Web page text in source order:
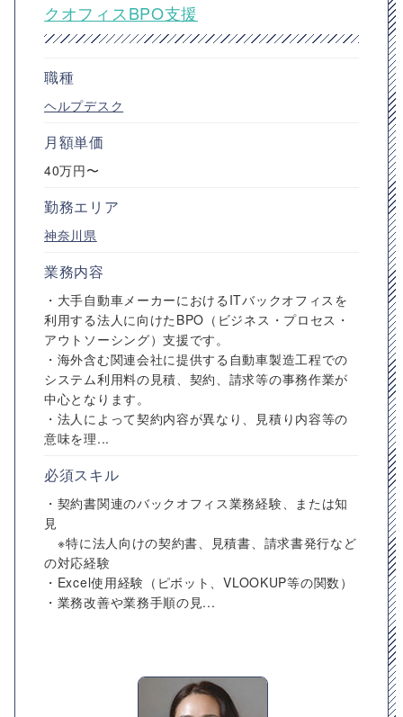
クオフィスBPO支援
職種
ヘルプデスク
月額単価
40万円〜
勤務エリア
神奈川県
業務内容
・大手自動車メーカーにおけるITバックオフィスを
利用する法人に向けたBPO（ビジネス・プロセス・
アウトソーシング）支援です。
・海外含む関連会社に提供する自動車製造工程での
システム利用料の見積、契約、請求等の事務作業が
中心となります。
・法人によって契約内容が異なり、見積り内容等の
意味を理...
必須スキル
・契約書関連のバックオフィス業務経験、または知
見
※特に法人向けの契約書、見積書、請求書発行など
の対応経験
・Excel使用経験（ピボット、VLOOKUP等の関数）
・業務改善や業務手順の見...